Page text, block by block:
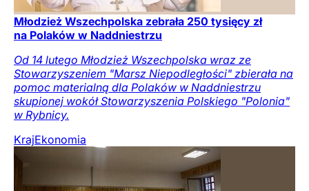
Młodzież Wszechpolska zebrała 250 tysięcy zł
na Polaków w Naddniestrzu
Od 14 lutego Młodzież Wszechpolska wraz ze
Stowarzyszeniem "Marsz Niepodległości" zbierała na
pomoc materialną dla Polaków w Naddniestrzu
skupionej wokół Stowarzyszenia Polskiego "Polonia"
w Rybnicy.
KrajEkonomia